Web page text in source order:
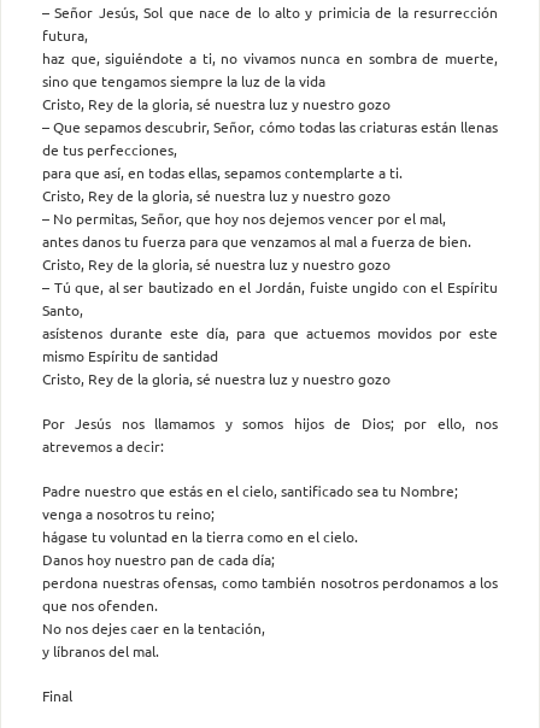
– Señor Jesús, Sol que nace de lo alto y primicia de la resurrección
futura,
haz que, siguiéndote a ti, no vivamos nunca en sombra de muerte,
sino que tengamos siempre la luz de la vida
Cristo, Rey de la gloria, sé nuestra luz y nuestro gozo
– Que sepamos descubrir, Señor, cómo todas las criaturas están llenas
de tus perfecciones,
para que así, en todas ellas, sepamos contemplarte a ti.
Cristo, Rey de la gloria, sé nuestra luz y nuestro gozo
– No permitas, Señor, que hoy nos dejemos vencer por el mal,
antes danos tu fuerza para que venzamos al mal a fuerza de bien.
Cristo, Rey de la gloria, sé nuestra luz y nuestro gozo
– Tú que, al ser bautizado en el Jordán, fuiste ungido con el Espíritu
Santo,
asístenos durante este día, para que actuemos movidos por este
mismo Espíritu de santidad
Cristo, Rey de la gloria, sé nuestra luz y nuestro gozo
Por Jesús nos llamamos y somos hijos de Dios; por ello, nos
atrevemos a decir:
Padre nuestro que estás en el cielo, santificado sea tu Nombre;
venga a nosotros tu reino;
hágase tu voluntad en la tierra como en el cielo.
Danos hoy nuestro pan de cada día;
perdona nuestras ofensas, como también nosotros perdonamos a los
que nos ofenden.
No nos dejes caer en la tentación,
y líbranos del mal.
Final